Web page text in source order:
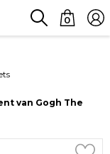
0
van Gogh The